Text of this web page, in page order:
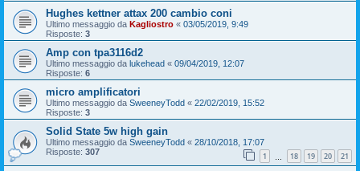
Hughes kettner attax 200 cambio coni
Ultimo messaggio da Kagliostro « 03/05/2019, 9:49
Risposte: 3
Amp con tpa3116d2
Ultimo messaggio da lukehead « 09/04/2019, 12:07
Risposte: 6
micro amplificatori
Ultimo messaggio da SweeneyTodd « 22/02/2019, 15:52
Risposte: 3
Solid State 5w high gain
Ultimo messaggio da SweeneyTodd « 28/10/2018, 17:07
Risposte: 307 1 18 19 20 21